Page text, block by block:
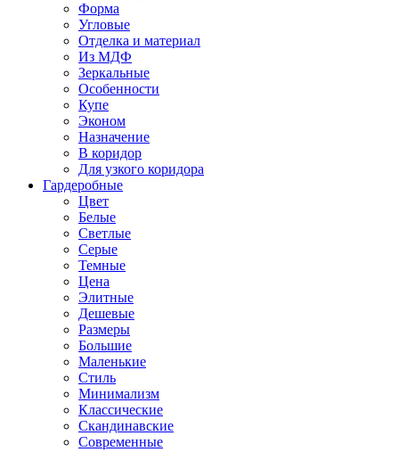
Форма
Угловые
Отделка и материал
Из МДФ
Зеркальные
Особенности
Купе
Эконом
Назначение
В коридор
Для узкого коридора
Гардеробные
Цвет
Белые
Светлые
Серые
Темные
Цена
Элитные
Дешевые
Размеры
Большие
Маленькие
Стиль
Минимализм
Классические
Скандинавские
Современные